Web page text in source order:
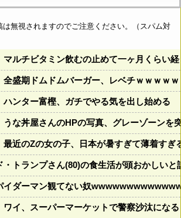
は無視されますのでご注意ください。（スパム対
マルチビタミン飲むの止めて一ヶ月くらい
全盛期ドムドムバーガー、レベチｗｗｗｗ
ハンター富樫、ガチでやる気を出し始める
うな丼屋さんのHPの写真、グレーゾーンを
最近のZの女の子、日本が暑すぎて薄着すぎ
・トランプさん(80)の食生活が頭おかしい
イダーマン観てない奴
ワイ、スーパーマーケットで警察沙汰にな